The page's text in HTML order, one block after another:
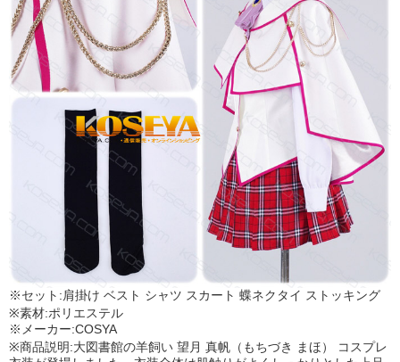
※セット:肩掛け ベスト シャツ スカート 蝶ネクタイ ストッキング
※素材:ポリエステル
※メーカー:COSYA
※商品説明:大図書館の羊飼い 望月 真帆（もちづき まほ） コスプレ